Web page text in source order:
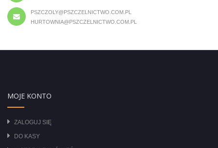
PSZCZOLY@PSZCZELNICTWO.COM.PL
HURTOWNIA@PSZCZELNICTWO.COM.PL
MOJE KONTO
ZALOGUJ SIĘ
DO KASY